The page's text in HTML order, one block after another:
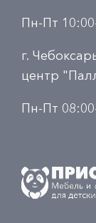
Пн-Пт
г.
центр
Пн-Пт